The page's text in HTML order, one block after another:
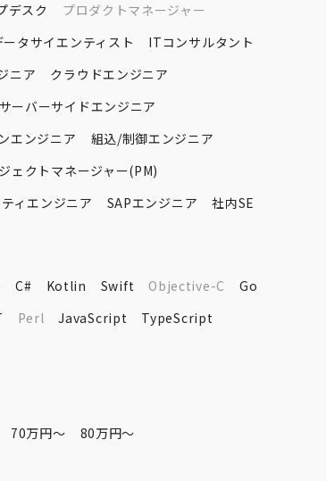
デスク
プロダクトマネージャー
ータサイエンティスト
ITコンサルタント
ニア
クラウドエンジニア
サーバーサイドエンジニア
エンジニア
組込/制御エンジニア
ェクトマネージャー(PM)
ィエンジニア SAPエンジニア 社内SE
C# Kotlin Swift Objective-C
Go
Perl JavaScript
TypeScript
70万円〜 80万円〜